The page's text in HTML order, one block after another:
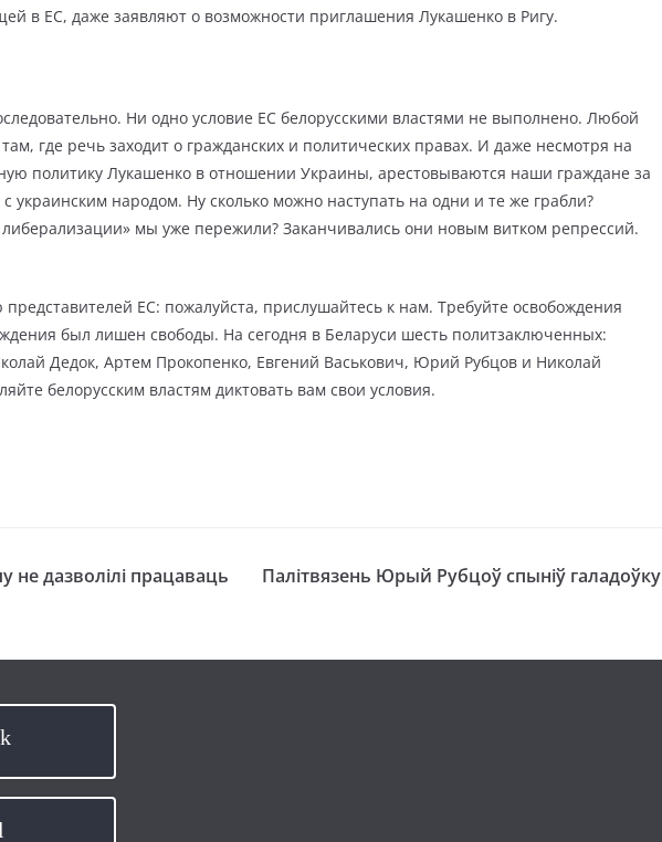
в ЕС, даже заявляют о возможности приглашения Лукашенко в Ригу.
Ни одно условие ЕС белорусскими властями не выполнено. Любой
где речь заходит о гражданских и политических правах. И даже несмотря на
политику Лукашенко в отношении Украины, арестовываются наши граждане за
украинским народом. Ну сколько можно наступать на одни и те же грабли?
либерализации» мы уже пережили? Заканчивались они новым витком репрессий.
ЕС: пожалуйста, прислушайтесь к нам. Требуйте освобождения
был лишен свободы. На сегодня в Беларуси шесть политзаключенных:
Дедок, Артем Прокопенко, Евгений Васькович, Юрий Рубцов и Николай
белорусским властям диктовать вам свои условия.
не дазволілі працаваць Палітвязень Юрый Рубцоў спыніў галадоўку